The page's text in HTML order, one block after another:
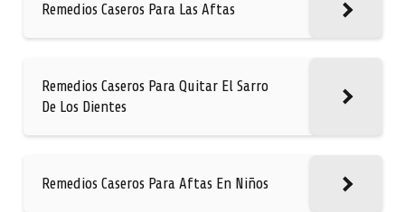
Remedios Caseros Para Las Aftas
Remedios Caseros Para Quitar El Sarro
De Los Dientes
Remedios Caseros Para Aftas En Niños